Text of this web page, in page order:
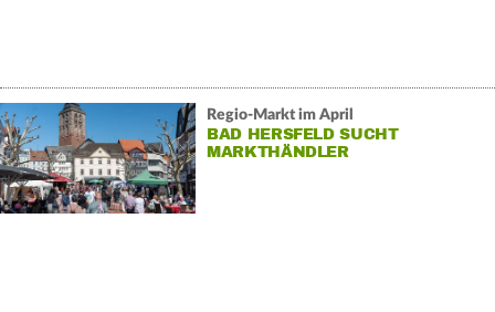
Regio-Markt im April
BAD HERSFELD SUCHT
MARKTHÄNDLER